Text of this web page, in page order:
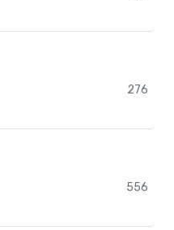
276
556